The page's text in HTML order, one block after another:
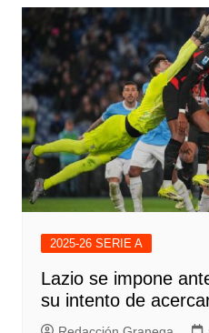
2025-26 SERIE A
Lazio se impone
su intento de